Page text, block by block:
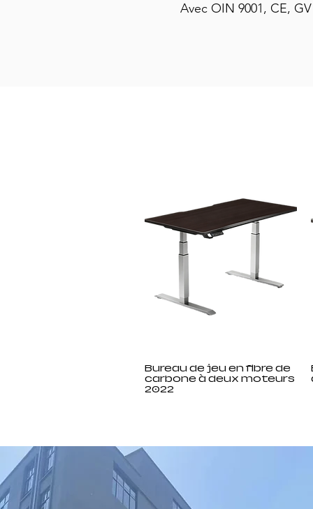
Avec OIN 9001, CE, GV
Bureau de jeu en fibre de
carbone à deux moteurs
2022